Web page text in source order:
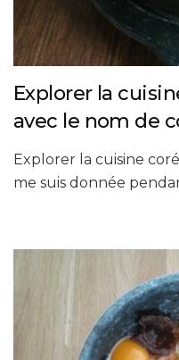
Explorer la
avec le nom de
Explorer la cuisine
me suis donnée